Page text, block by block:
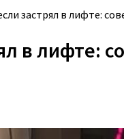
застрял в лифте:
в лифте: